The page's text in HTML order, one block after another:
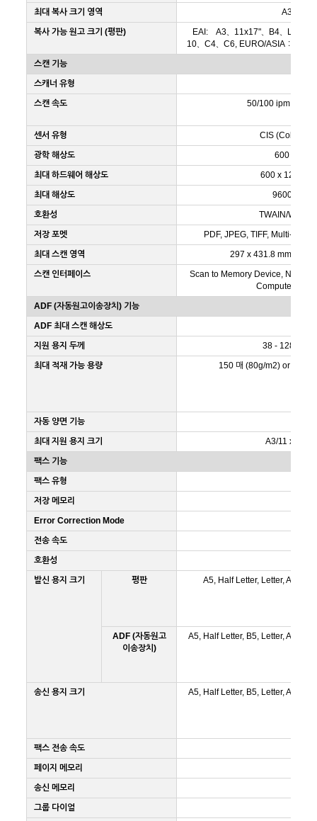
최대 복사 크기 영역
A3+
복사 가능 원고 크기 (평판)
EAI: A3、11x17"、B4、Legal
10、C4、C6, EURO/ASIA：A3、
스캔 기능
스캐너 유형
스캔 속도
50/100 ipm (단면/
센서 유형
CIS (Color광
광학 해상도
600 dpi
최대 하드웨어 해상도
600 x 1200
최대 해상도
9600 dpi
호환성
TWAIN/WIA/
저장 포멧
PDF, JPEG, TIFF, Multi-TIFF,
최대 스캔 영역
297 x 431.8 mm / 11.7
스캔 인터페이스
Scan to Memory Device,
Computer
ADF (자동원고이송장치) 기능
ADF 최대 스캔 해상도
지원 용지 두께
38 - 128 g/m2
최대 적재 가능 용량
150 매 (80g/m2) or less
자동 양면 기능
최대 지원 용지 크기
A3/11 x 17in
팩스 기능
팩스 유형
저장 메모리
Error Correction Mode
전송 속도
호환성
발신 용지 크기
평판 A5, Half Letter, Letter, A4,
ADF (자동원고
이송장치)
A5, Half Letter, B5, Letter, A4,
송신 용지 크기 A5, Half Letter, B5, Letter, A4,
팩스 전송 속도
페이지 메모리
송신 메모리
그룹 다이얼